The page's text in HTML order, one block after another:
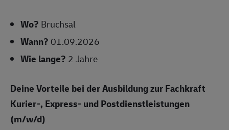
Wo? Bruchsal
Wann? 01.09.2026
Wie lange? 2 Jahre
Deine Vorteile bei der Ausbildung zur Fachkraft
Kurier-, Express- und Postdienstleistungen
(m/w/d)